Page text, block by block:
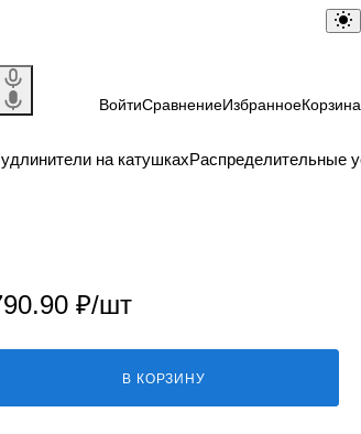
ВойтиСравнениеИзбранноеКорзина
на катушкахРаспределительные
₽/шт
В КОРЗИНУ